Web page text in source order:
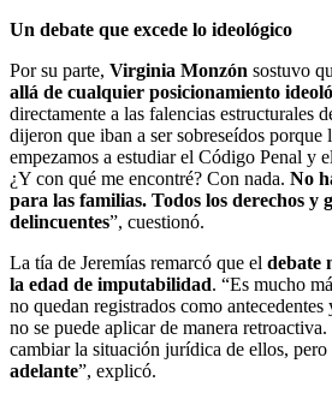
Un debate que excede lo ideológico
Por su parte, Virginia Monzón sostuvo
allá de cualquier posicionamiento
directamente a las falencias estructurales
dijeron que iban a ser sobreseídos porque
empezamos a estudiar el Código Penal y
¿Y con qué me encontré? Con nada. No
para las familias. Todos los derechos y
delincuentes”, cuestionó.
La tía de Jeremías remarcó que el debate
la edad de imputabilidad. “Es mucho
no quedan registrados como
no se puede aplicar de manera
cambiar la situación jurídica de ellos, pero
adelante”, explicó.